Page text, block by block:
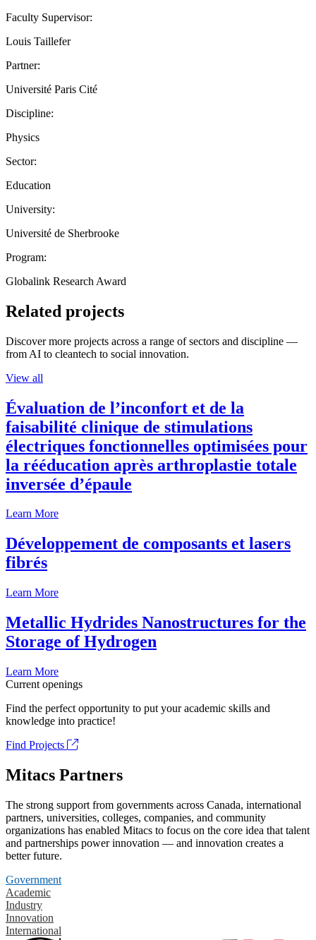
Faculty Supervisor:
Louis Taillefer
Partner:
Université Paris Cité
Discipline:
Physics
Sector:
Education
University:
Université de Sherbrooke
Program:
Globalink Research Award
Related projects
Discover more projects across a range of sectors and discipline —
from AI to cleantech to social innovation.
View all
Évaluation de l’inconfort et de la
faisabilité clinique de stimulations
électriques fonctionnelles optimisées pour
la rééducation après arthroplastie totale
inversée d’épaule
Learn More
Développement de composants et lasers
fibrés
Learn More
Metallic Hydrides Nanostructures for the
Storage of Hydrogen
Learn More
Current openings
Find the perfect opportunity to put your academic skills and
knowledge into practice!
Find Projects
Mitacs Partners
The strong support from governments across Canada, international
partners, universities, colleges, companies, and community
organizations has enabled Mitacs to focus on the core idea that talent
and partnerships power innovation — and innovation creates a
better future.
Government
Academic
Industry
Innovation
International